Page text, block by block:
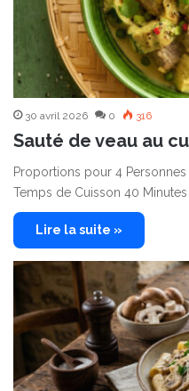
30 avril 2026 0 316
Sauté de veau au
Proportions pour 4
Temps de Cuisson 40 Minutes
Lire la suite »